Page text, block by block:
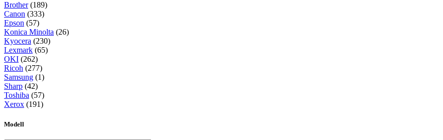
Brother(189)
Canon (333)
Epson (57)
Konica Minolta (26)
Kyocera (230)
Lexmark (65)
OKI (262)
Ricoh (277)
Samsung (1)
Sharp (42)
Toshiba (57)
Xerox (191)
Modell